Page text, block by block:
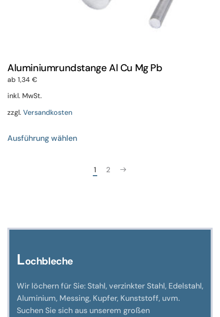
Aluminiumrundstange Al Cu Mg Pb
ab 1,34 €
inkl. MwSt.
zzgl. Versandkosten
Ausführung wählenProdukt
mehrere
Varianten
können
werden
1 2
Lochbleche
Wir löchern für Sie: Stahl, verzinkter Stahl, Edelstahl,
Aluminium, Messing, Kupfer, Kunststoff, uvm.
Suchen Sie sich aus unserem großen